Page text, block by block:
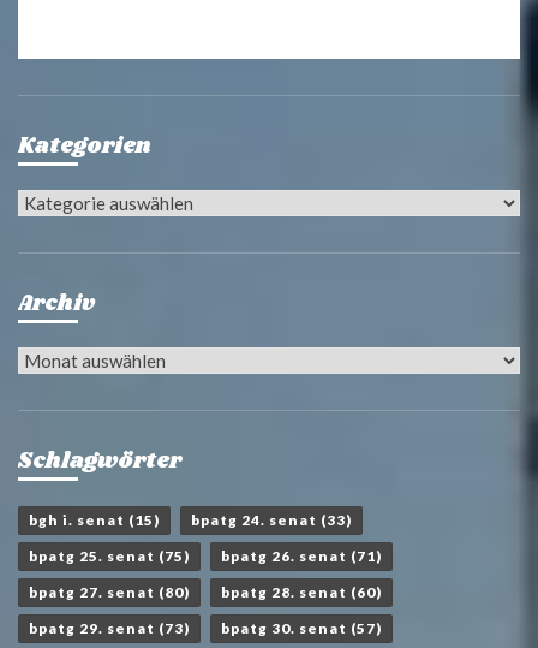
Kategorien
Kategorien
Archiv
Archiv
Schlagwörter
bgh i. senat (15) bpatg 24. senat (33)
bpatg 25. senat (75) bpatg 26. senat (71)
bpatg 27. senat (80) bpatg 28. senat (60)
bpatg 29. senat (73) bpatg 30. senat (57)